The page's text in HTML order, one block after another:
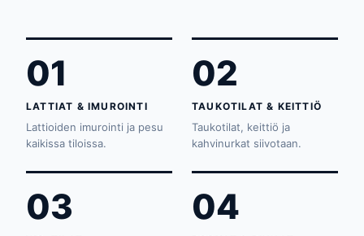
01
LATTIAT & IMUROINTI
Lattioiden imurointi ja pesu
kaikissa tiloissa.
02
TAUKOTILAT & KEITTIÖ
Taukotilat, keittiö ja
kahvinurkat siivotaan.
03 04